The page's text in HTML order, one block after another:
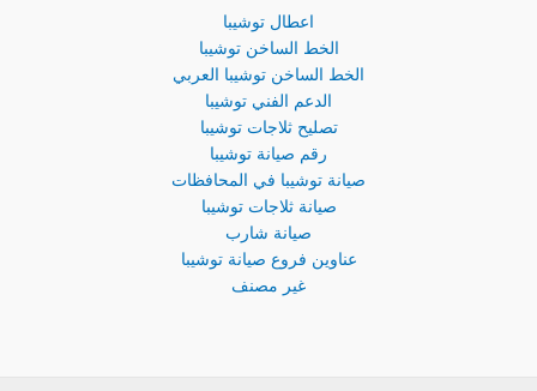
اعطال توشيبا
الخط الساخن توشيبا
الخط الساخن توشيبا العربي
الدعم الفني توشيبا
تصليح ثلاجات توشيبا
رقم صيانة توشيبا
صيانة توشيبا في المحافظات
صيانة ثلاجات توشيبا
صيانة شارب
عناوين فروع صيانة توشيبا
غير مصنف